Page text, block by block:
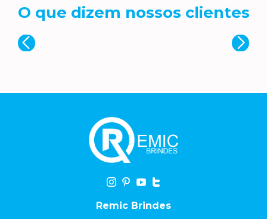
O que dizem nossos clientes
Remic Brindes